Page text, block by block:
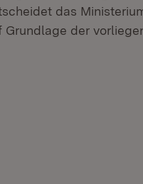
das
Grundlage der